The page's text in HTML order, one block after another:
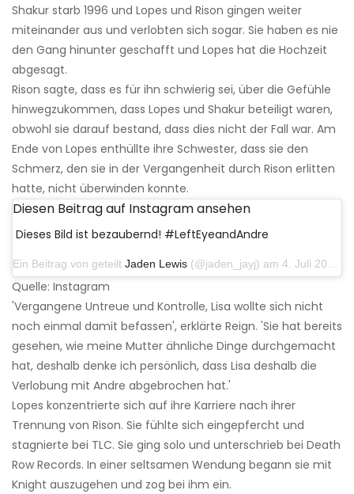
Shakur starb 1996 und Lopes und Rison gingen weiter
miteinander aus und verlobten sich sogar. Sie haben es nie
den Gang hinunter geschafft und Lopes hat die Hochzeit
abgesagt.
Rison sagte, dass es für ihn schwierig sei, über die Gefühle
hinwegzukommen, dass Lopes und Shakur beteiligt waren,
obwohl sie darauf bestand, dass dies nicht der Fall war. Am
Ende von Lopes enthüllte ihre Schwester, dass sie den
Schmerz, den sie in der Vergangenheit durch Rison erlitten
hatte, nicht überwinden konnte.
Diesen Beitrag auf Instagram ansehen
Dieses Bild ist bezaubernd! #LeftEyeandAndre
Ein Beitrag von geteilt Jaden Lewis (@jaden_jayj) am 4. Juli 2014 um 16:22 Uhr PDT
Quelle: Instagram
'Vergangene Untreue und Kontrolle, Lisa wollte sich nicht
noch einmal damit befassen', erklärte Reign. 'Sie hat bereits
gesehen, wie meine Mutter ähnliche Dinge durchgemacht
hat, deshalb denke ich persönlich, dass Lisa deshalb die
Verlobung mit Andre abgebrochen hat.'
Lopes konzentrierte sich auf ihre Karriere nach ihrer
Trennung von Rison. Sie fühlte sich eingepfercht und
stagnierte bei TLC. Sie ging solo und unterschrieb bei Death
Row Records. In einer seltsamen Wendung begann sie mit
Knight auszugehen und zog bei ihm ein.